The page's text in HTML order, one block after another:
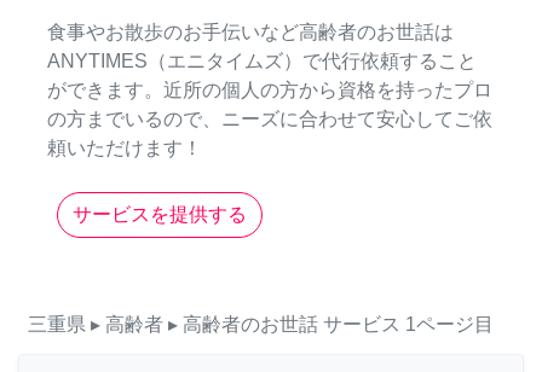
食事やお散歩のお手伝いなど高齢者のお世話は
ANYTIMES（エニタイムズ）で代行依頼すること
ができます。近所の個人の方から資格を持ったプロ
の方までいるので、ニーズに合わせて安心してご依
頼いただけます！
サービスを提供する
三重県 ▸ 高齢者 ▸ 高齢者のお世話 サービス 1ページ目